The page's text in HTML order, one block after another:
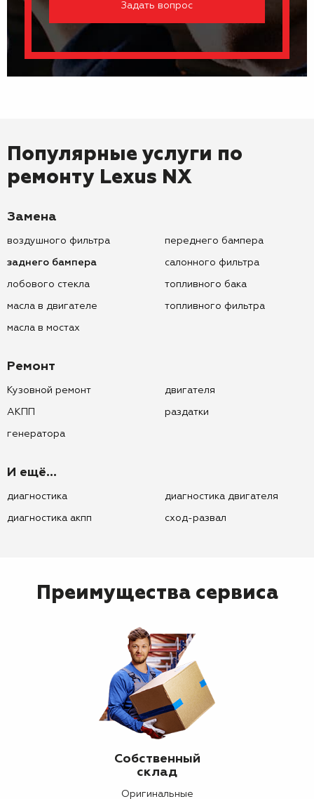
Задать вопрос
Популярные услуги по
ремонту Lexus NX
Замена
воздушного фильтра
заднего бампера
лобового стекла
масла в двигателе
масла в мостах
переднего бампера
салонного фильтра
топливного бака
топливного фильтра
Ремонт
Кузовной ремонт
АКПП
генератора
двигателя
раздатки
И ещё...
диагностика
диагностика акпп
диагностика двигателя
сход-развал
Преимущества сервиса
Собственный
склад
Оригинальные